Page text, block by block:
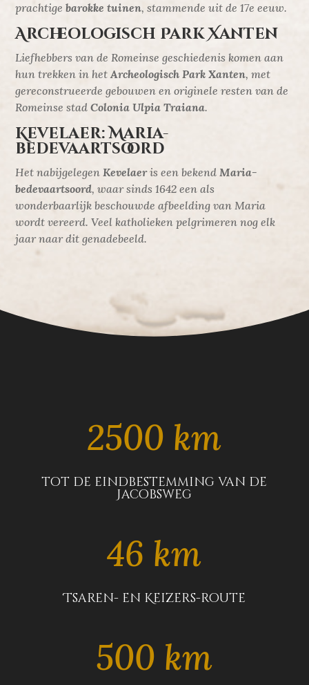
prachtigebarokke tuinen, stammende uit de 17e eeuw.
Archeologisch Park Xanten
Liefhebbers van de Romeinse geschiedenis komen aan
hun trekken in hetArcheologisch Park Xanten, met
gereconstrueerde gebouwen en originele resten van de
Romeinse stadColonia Ulpia Traiana.
Kevelaer: Maria-
bedevaartsoord
Het nabijgelegenKevelaeris een bekendMaria-
bedevaartsoord, waar sinds 1642 een als
wonderbaarlijk beschouwde afbeelding van Maria
wordt vereerd. Veel katholieken pelgrimeren nog elk
jaar naar dit genadebeeld.
2500 km
tot de eindbestemming van de
Jacobsweg
46 km
Tsaren- en Keizers-route
500 km